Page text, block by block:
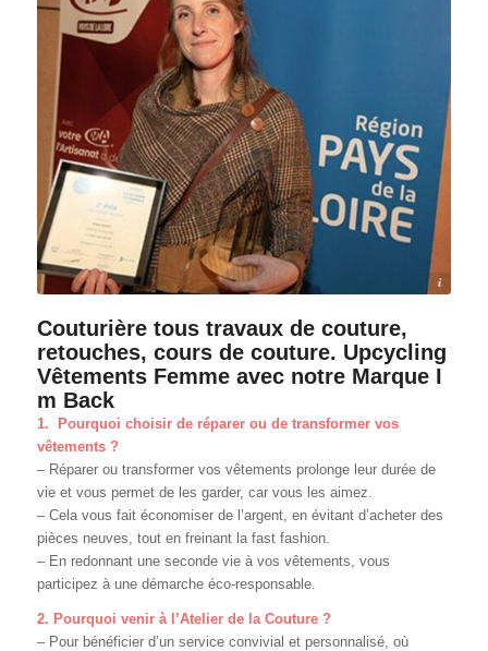
Région Pays de la Loire | Ouest Média | A l'Atelier de la couture
Couturière tous travaux de couture,
retouches, cours de couture. Upcycling
Vêtements Femme avec notre Marque I
m Back
1. Pourquoi choisir de réparer ou de transformer vos
vêtements ?
– Réparer ou transformer vos vêtements prolonge leur durée de
vie et vous permet de les garder, car vous les aimez.
– Cela vous fait économiser de l’argent, en évitant d’acheter des
pièces neuves, tout en freinant la fast fashion.
– En redonnant une seconde vie à vos vêtements, vous
participez à une démarche éco-responsable.
2. Pourquoi venir à l’Atelier de la Couture ?
– Pour bénéficier d’un service convivial et personnalisé, où